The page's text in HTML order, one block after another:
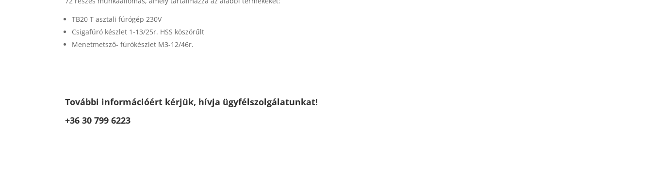
TB20 T asztali fúrógép 230V
Csigafúró készlet 1-13/25r. HSS köszörűlt
Menetmetsző- fúrókészlet M3-12/46r.
További információért kérjük, hívja ügyfélszolgálatunkat!
+36 30 799 6223